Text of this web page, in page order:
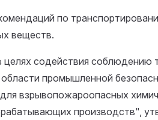
по
веществ.
целях содействия соблюдению
промышленной
взрывопожароопасных
производств",